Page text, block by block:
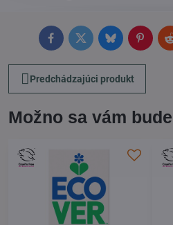
FacebookTwitterBluesky
Predchádzajúci produkt
Možno sa vám